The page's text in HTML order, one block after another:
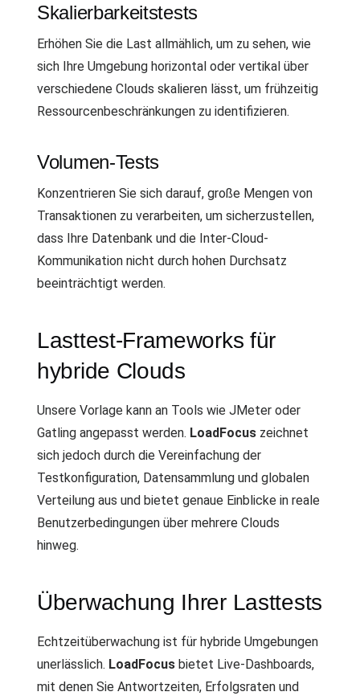
Skalierbarkeitstests
Erhöhen Sie die Last allmählich, um zu sehen, wie
sich Ihre Umgebung horizontal oder vertikal über
verschiedene Clouds skalieren lässt, um frühzeitig
Ressourcenbeschränkungen zu identifizieren.
Volumen-Tests
Konzentrieren Sie sich darauf, große Mengen von
Transaktionen zu verarbeiten, um sicherzustellen,
dass Ihre Datenbank und die Inter-Cloud-
Kommunikation nicht durch hohen Durchsatz
beeinträchtigt werden.
Lasttest-Frameworks für
hybride Clouds
Unsere Vorlage kann an Tools wie JMeter oder
Gatling angepasst werden. LoadFocus zeichnet
sich jedoch durch die Vereinfachung der
Testkonfiguration, Datensammlung und globalen
Verteilung aus und bietet genaue Einblicke in reale
Benutzerbedingungen über mehrere Clouds
hinweg.
Überwachung Ihrer Lasttests
Echtzeitüberwachung ist für hybride Umgebungen
unerlässlich. LoadFocus bietet Live-Dashboards,
mit denen Sie Antwortzeiten, Erfolgsraten und